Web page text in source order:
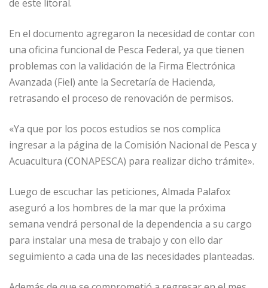
de este litoral.
En el documento agregaron la necesidad de contar con
una oficina funcional de Pesca Federal, ya que tienen
problemas con la validación de la Firma Electrónica
Avanzada (Fiel) ante la Secretaría de Hacienda,
retrasando el proceso de renovación de permisos.
«Ya que por los pocos estudios se nos complica
ingresar a la página de la Comisión Nacional de Pesca y
Acuacultura (CONAPESCA) para realizar dicho trámite».
Luego de escuchar las peticiones, Almada Palafox
aseguró a los hombres de la mar que la próxima
semana vendrá personal de la dependencia a su cargo
para instalar una mesa de trabajo y con ello dar
seguimiento a cada una de las necesidades planteadas.